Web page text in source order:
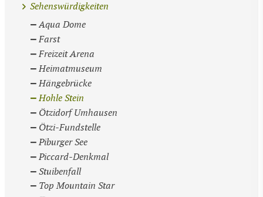
Sehenswürdigkeiten
Aqua Dome
Farst
Freizeit Arena
Heimatmuseum
Hängebrücke
Hohle Stein
Ötzidorf Umhausen
Ötzi-Fundstelle
Piburger See
Piccard-Denkmal
Stuibenfall
Top Mountain Star